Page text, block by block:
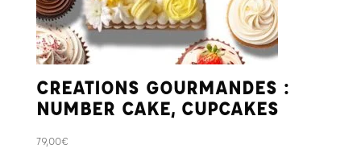
CREATIONS GOURMANDES :
NUMBER CAKE, CUPCAKES
79,00€